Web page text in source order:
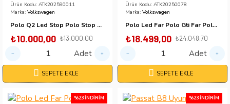
Ürün Kodu: ATK202590011
Marka: Volkswagen
Polo Q2 Led Stop Polo Stop Polo Kayan Sinyalli Stop 2010-2017 Kırmızı
₺10.000,00 ₺13.000,00
Adet
SEPETE EKLE
Ürün Kodu: ATK20250078
Marka: Volkswagen
Polo Led Far Polo Gti Far Polo 2010-2017 Uyumlu Silver
₺18.499,00 ₺24.048,70
Adet
SEPETE EKLE
%23 İNDIRIM %23 İNDIRIM